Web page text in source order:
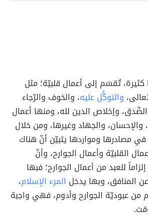
تُقسَم إلى أعمال قلبيّة؛ مثل
والتوكُّل عليه، والخوف والرّجاء
وإخلاص الدين لله، ومنها أعمال
والإحسان، والجهاد وغيرها، ومن خلال
مصادرها ومواردها يتبيّن أنّ هناك
القلبيّة وأعمال الجوارح، وأنّ
للعبد من أعمال الجوارح؛ فبها
المنافق، وبها يدخل المرء الإسلام،
من عبوديّة الجوارح وأدوم، فهي واجبة